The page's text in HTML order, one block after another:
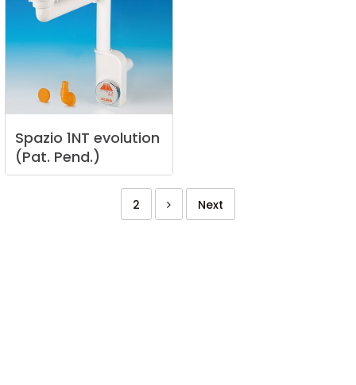
Spazio 1NT evolution
(Pat. Pend.)
2 Next